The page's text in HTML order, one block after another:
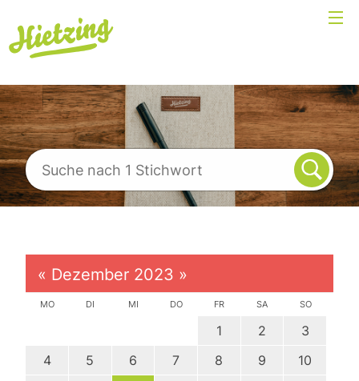
« Dezember 2023 »
MO DI MI DO FR SA SO
1 2
3
4
5 6 7 8 9
10